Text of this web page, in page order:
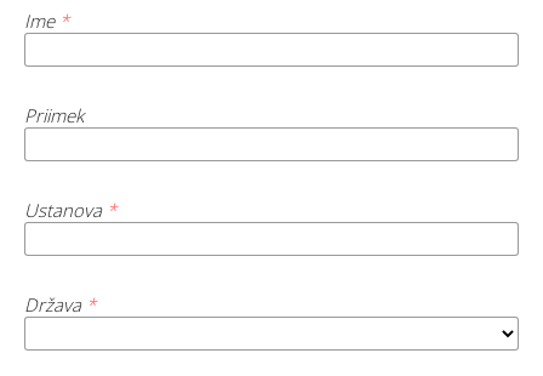
Ime *
Priimek
Ustanova *
Država *